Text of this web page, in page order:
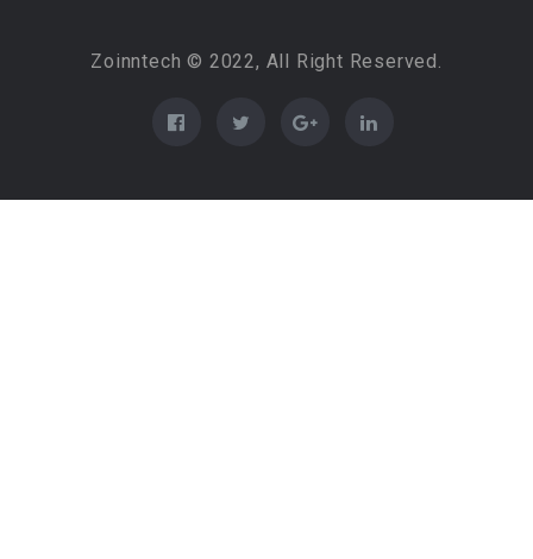
Zoinntech © 2022, All Right Reserved.